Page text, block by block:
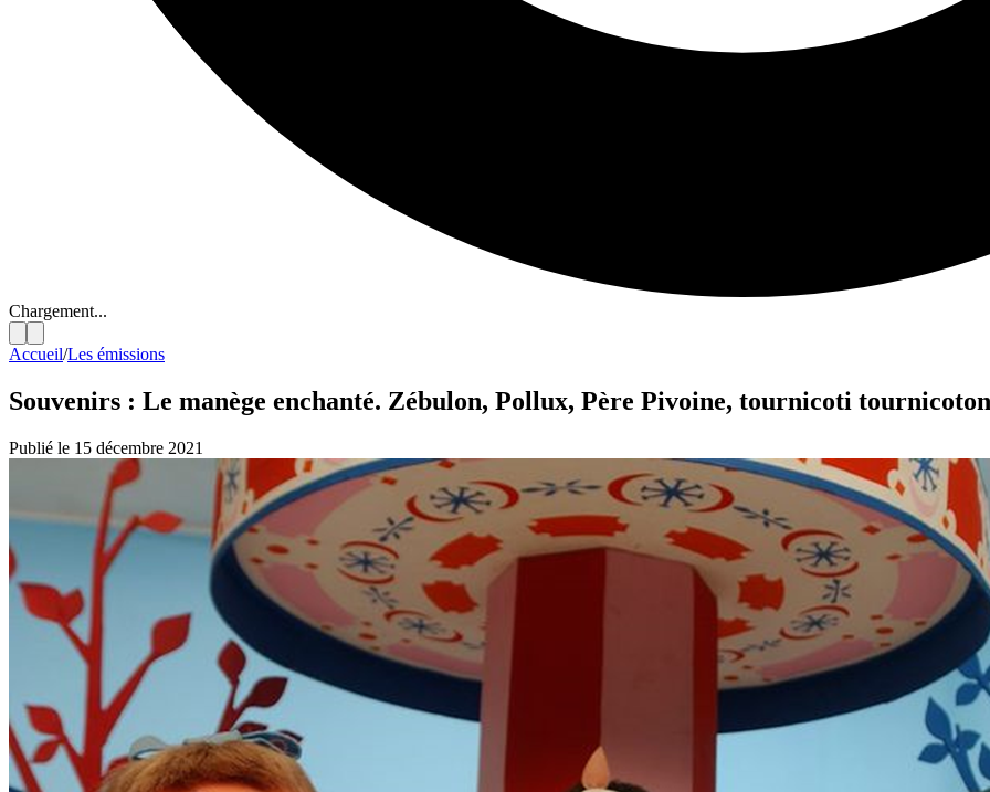
Chargement...
Accueil/Les émissions
Souvenirs : Le manège enchanté. Zébulon, Pollux, Père Pivoine, tournicoti
Publié le 15 décembre 2021